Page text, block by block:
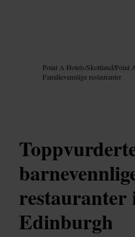
Point A Hotels/Skottland/Point
Familievennlige restauranter
restauranter
Edinburgh